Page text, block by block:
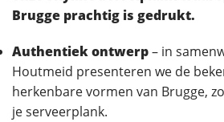
Brugge prachtig is gedrukt.
Authentiek ontwerp– in
Houtmeid presenteren we de
herkenbare vormen van Brugge,
je serveerplank.